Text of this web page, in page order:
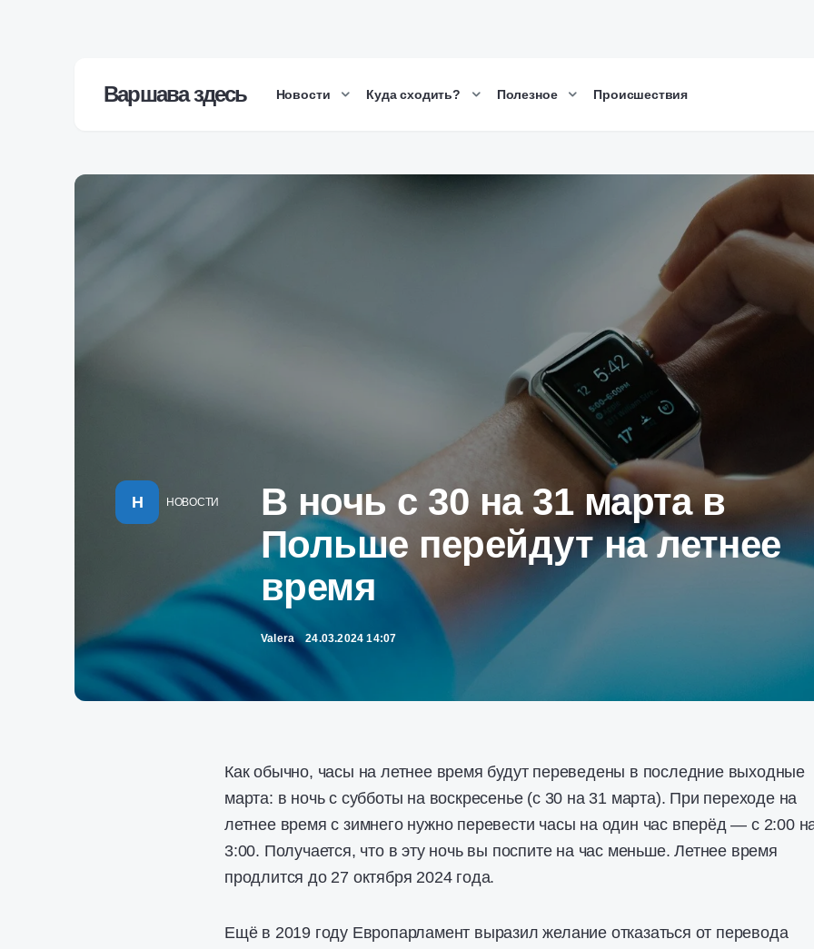
Варшава здесь Новости Куда сходить? Полезное Происшествия
Н НОВОСТИ
В ночь с 30 на 31 марта в
Польше перейдут на летнее
время
Valera 24.03.2024 14:07
Как обычно, часы на летнее время будут переведены в последние выходные
марта: в ночь с субботы на воскресенье (с 30 на 31 марта). При переходе на
летнее время с зимнего нужно перевести часы на один час вперёд — с 2:00
3:00. Получается, что в эту ночь вы поспите на час меньше. Летнее время
продлится до 27 октября 2024 года.
Ещё в 2019 году Европарламент выразил желание отказаться от перевода